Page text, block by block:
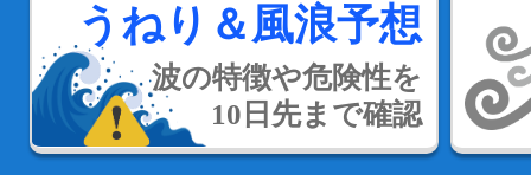
うねり＆風浪予想
波の特徴や危険性を
10日先まで確認